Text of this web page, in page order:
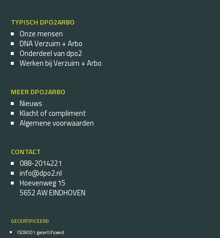
TYPISCH DPO2ARBO
Onze mensen
DNA Verzuim + Arbo
Onderdeel van dpo2
Werken bij Verzuim + Arbo
MEER DPO2ARBO
Nieuws
Klacht of compliment
Algemene voorwaarden
CONTACT
088-2014221
info@dpo2.nl
Hoevenweg 15
5652 AW EINDHOVEN
GECERTIFICEERD
ISO9001 gecertificeerd